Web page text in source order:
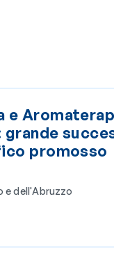
promosso
e dell'Abruzzo